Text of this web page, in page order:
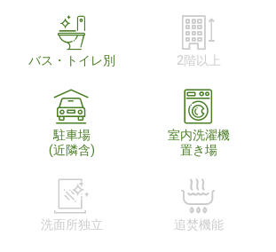
バス・トイレ別 2階以上
駐車場
(近隣含)
室内洗濯機
置き場
洗面所独立 追焚機能